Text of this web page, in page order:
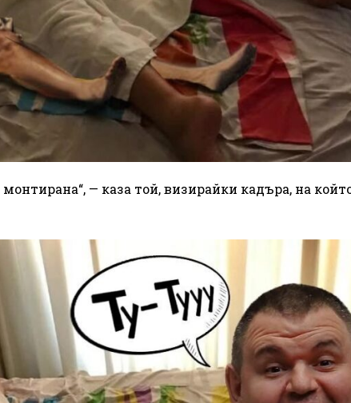
— каза той, визирайки кадъра, на